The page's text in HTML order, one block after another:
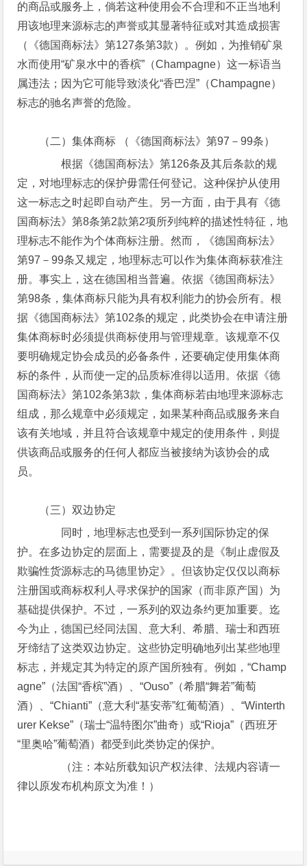
的商品或服务上，倘若这种使用会不合理和不正当地利
用该地理来源标志的声誉或其显著特征或对其造成损害
（《德国商标法》第127条第3款）。例如，为推销矿泉
水而使用“矿泉水中的香槟”（Champagne）这一标语当
属违法；因为它可能导致淡化“香巴涅”（Champagne）
标志的驰名声誉的危险。
（二）集体商标 （《德国商标法》第97－99条）
根据《德国商标法》第126条及其后条款的规
定，对地理标志的保护毋需任何登记。这种保护从使用
这一标志之时起即自动产生。另一方面，由于具有《德
国商标法》第8条第2款第2项所列纯粹的描述性特征，地
理标志不能作为个体商标注册。然而，《德国商标法》
第97－99条又规定，地理标志可以作为集体商标获准注
册。事实上，这在德国相当普遍。依据《德国商标法》
第98条，集体商标只能为具有权利能力的协会所有。根
据《德国商标法》第102条的规定，此类协会在申请注册
集体商标时必须提供商标使用与管理规章。该规章不仅
要明确规定协会成员的必备条件，还要确定使用集体商
标的条件，从而使一定的品质标准得以适用。依据《德
国商标法》第102条第3款，集体商标若由地理来源标志
组成，那么规章中必须规定，如果某种商品或服务来自
该有关地域，并且符合该规章中规定的使用条件，则提
供该商品或服务的任何人都应当被接纳为该协会的成
员。
（三）双边协定
同时，地理标志也受到一系列国际协定的保
护。在多边协定的层面上，需要提及的是《制止虚假及
欺骗性货源标志的马德里协定》。但该协定仅仅以商标
注册国或商标权利人寻求保护的国家（而非原产国）为
基础提供保护。不过，一系列的双边条约更加重要。迄
今为止，德国已经同法国、意大利、希腊、瑞士和西班
牙缔结了这类双边协定。这些协定明确地列出某些地理
标志，并规定其为特定的原产国所独有。例如，“Champ
agne”（法国“香槟”酒）、“Ouso”（希腊“舞若”葡萄
酒）、“Chianti”（意大利“基安蒂”红葡萄酒）、“Winterth
urer Kekse”（瑞士“温特图尔”曲奇）或“Rioja”（西班牙
“里奥哈”葡萄酒）都受到此类协定的保护。
（注：本站所载知识产权法律、法规内容请一
律以原发布机构原文为准！）